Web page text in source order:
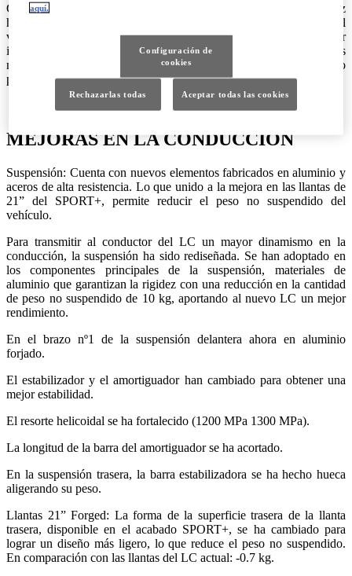
Con Apple CarPlay™, los clientes pueden acceder a la interfaz
habitual de su iPhone® a través de la pantalla multimedia del
vehículo. Así, se puede conectar un iPhone para obtener
indicaciones de viaje, realizar llamadas, enviar y recibir mensajes
mediante Siri® o acceder a aplicaciones como Spotify, Audible o
podcasts de Apple.
MEJORAS EN LA CONDUCCIÓN
Suspensión: Cuenta con nuevos elementos fabricados en aluminio y
aceros de alta resistencia. Lo que unido a la mejora en las llantas de
21” del SPORT+, permite reducir el peso no suspendido del
vehículo.
Para transmitir al conductor del LC un mayor dinamismo en la
conducción, la suspensión ha sido rediseñada. Se han adoptado en
los componentes principales de la suspensión, materiales de
aluminio que garantizan la rigidez con una reducción en la cantidad
de peso no suspendido de 10 kg, aportando al nuevo LC un mejor
rendimiento.
En el brazo nº1 de la suspensión delantera ahora en aluminio
forjado.
El estabilizador y el amortiguador han cambiado para obtener una
mejor estabilidad.
El resorte helicoidal se ha fortalecido (1200 MPa 1300 MPa).
La longitud de la barra del amortiguador se ha acortado.
En la suspensión trasera, la barra estabilizadora se ha hecho hueca
aligerando su peso.
Llantas 21” Forged: La forma de la superficie trasera de la llanta
trasera, disponible en el acabado SPORT+, se ha cambiado para
lograr un diseño más ligero, lo que reduce el peso no suspendido.
En comparación con las llantas del LC actual: -0.7 kg.
aquí.
Configuración de
cookies
Rechazarlas todas Aceptar todas las cookies